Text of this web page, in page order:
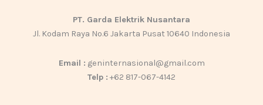
PT. Garda Elektrik Nusantara
Jl. Kodam Raya No.6 Jakarta Pusat 10640 Indonesia
Email : geninternasional@gmail.com
Telp : +62 817-067-4142